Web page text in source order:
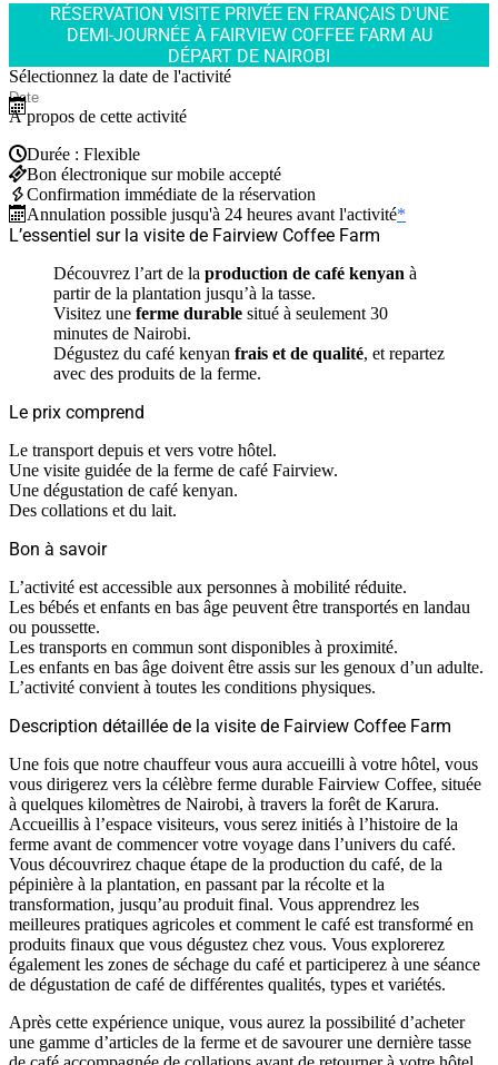
RÉSERVATION VISITE PRIVÉE EN FRANÇAIS D'UNE
DEMI-JOURNÉE À FAIRVIEW COFFEE FARM AU
DÉPART DE NAIROBI
Sélectionnez la date de l'activité
À propos de cette activité
Durée : Flexible
Bon électronique sur mobile accepté
Confirmation immédiate de la réservation
Annulation possible jusqu'à 24 heures avant l'activité*
L’essentiel sur la visite de Fairview Coffee Farm
Découvrez l’art de la production de café kenyan à
partir de la plantation jusqu’à la tasse.
Visitez une ferme durable situé à seulement 30
minutes de Nairobi.
Dégustez du café kenyan frais et de qualité, et repartez
avec des produits de la ferme.
Le prix comprend
Le transport depuis et vers votre hôtel.
Une visite guidée de la ferme de café Fairview.
Une dégustation de café kenyan.
Des collations et du lait.
Bon à savoir
L’activité est accessible aux personnes à mobilité réduite.
Les bébés et enfants en bas âge peuvent être transportés en landau
ou poussette.
Les transports en commun sont disponibles à proximité.
Les enfants en bas âge doivent être assis sur les genoux d’un adulte.
L’activité convient à toutes les conditions physiques.
Description détaillée de la visite de Fairview Coffee Farm
Une fois que notre chauffeur vous aura accueilli à votre hôtel, vous
vous dirigerez vers la célèbre ferme durable Fairview Coffee, située
à quelques kilomètres de Nairobi, à travers la forêt de Karura.
Accueillis à l’espace visiteurs, vous serez initiés à l’histoire de la
ferme avant de commencer votre voyage dans l’univers du café.
Vous découvrirez chaque étape de la production du café, de la
pépinière à la plantation, en passant par la récolte et la
transformation, jusqu’au produit final. Vous apprendrez les
meilleures pratiques agricoles et comment le café est transformé en
produits finaux que vous dégustez chez vous. Vous explorerez
également les zones de séchage du café et participerez à une séance
de dégustation de café de différentes qualités, types et variétés.
Après cette expérience unique, vous aurez la possibilité d’acheter
une gamme d’articles de la ferme et de savourer une dernière tasse